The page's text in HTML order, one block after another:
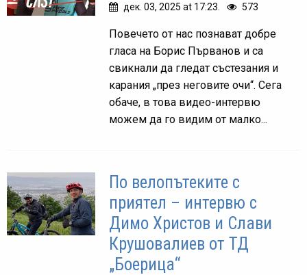
дек. 03, 2025 at 17:23. 573
Повечето от нас познават добре
гласа на Борис Първанов и са
свикнали да гледат състезания и
карания „през неговите очи“. Сега
обаче, в това видео-интервю
можем да го видим от малко...
По велопътеките с
приятел – интервю с
Димо Христов и Слави
Крушовалиев от ТД
„Боерица“